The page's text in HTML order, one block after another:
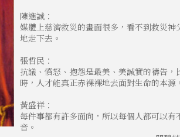
陳進誠：
媒體上慈濟救災的畫面很多，看不到救災
地走下去。
張哲民：
抗議、憤怒、抱怨是最美、美誠實的禱告
時，人才能真正赤裸裸地去面對生命的本源
黃盛祥：
每件事都有許多面向，所以每個人都可以
音。